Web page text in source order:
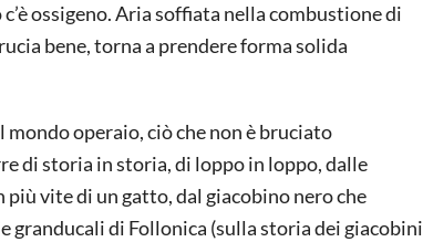
ossigeno. Aria soffiata nella combustione di
bene, torna a prendere forma solida
operaio, ciò che non è bruciato
di storia in storia, di loppo in loppo, dalle
vite di un gatto, dal giacobino nero che
granducali di Follonica (sulla storia dei giacobini